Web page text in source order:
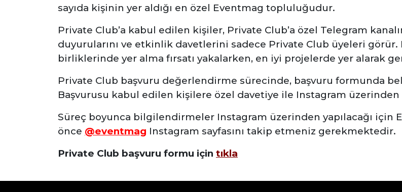
sayıda kişinin yer aldığı en özel Eventmag topluluğudur.
Private Club’a kabul edilen kişiler, Private Club’a özel Telegram
duyurularını ve etkinlik davetlerini sadece Private Club üyeleri görür.
birliklerinde yer alma fırsatı yakalarken, en iyi projelerde yer alarak
Private Club başvuru değerlendirme sürecinde, başvuru formunda
Başvurusu kabul edilen kişilere özel davetiye ile Instagram üzerinden
Süreç boyunca bilgilendirmeler Instagram üzerinden yapılacağı için
önce @eventmag Instagram sayfasını takip etmeniz gerekmektedir.
Private Club başvuru formu için tıkla